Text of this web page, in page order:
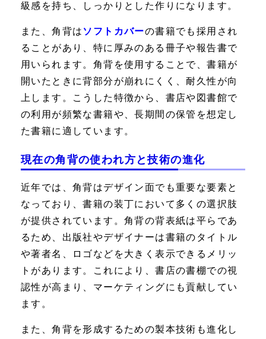
級感を持ち、しっかりとした作りになります。
また、角背は ソフトカバーの書籍でも採用され
ることがあり、特に厚みのある冊子や報告書で
用いられます。角背を使用することで、書籍が
開いたときに背部分が崩れにくく、耐久性が向
上します。こうした特徴から、書店や図書館で
の利用が頻繁な書籍や、長期間の保管を想定し
た書籍に適しています。
現在の角背の使われ方と技術の進化
近年では、角背はデザイン面でも重要な要素と
なっており、書籍の装丁において多くの選択肢
が提供されています。角背の背表紙は平らであ
るため、出版社やデザイナーは書籍のタイトル
や著者名、ロゴなどを大きく表示できるメリッ
トがあります。これにより、書店の書棚での視
認性が高まり、マーケティングにも貢献してい
ます。
また、角背を形成するための製本技術も進化し